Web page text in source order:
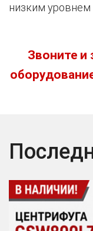
низким уровнем
Звоните и